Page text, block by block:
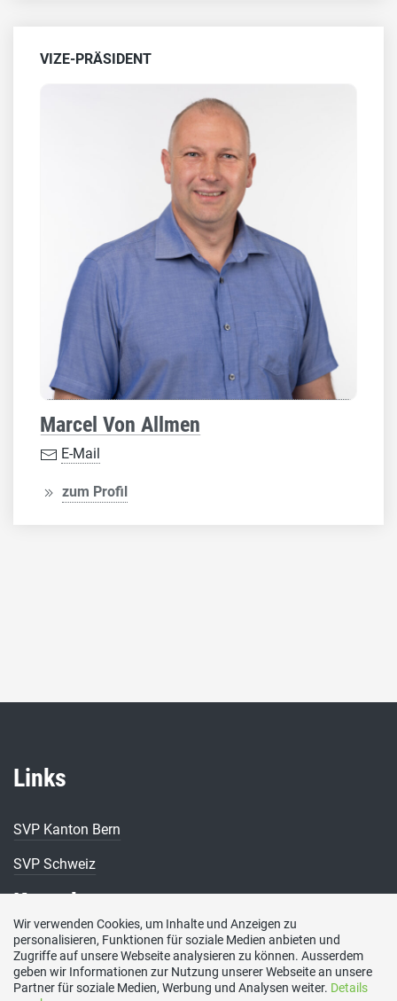
VIZE-PRÄSIDENT
Marcel Von Allmen
E-Mail
zum Profil
Links
SVP Kanton Bern
SVP Schweiz
Kontakt
Ami Bossard Gartenmann
Tel: 079 465 67 33
E-Mail: amibossard@hotmail.com
Wir verwenden Cookies, um Inhalte und Anzeigen zu
personalisieren, Funktionen für soziale Medien anbieten und
Zugriffe auf unsere Webseite analysieren zu können. Ausserdem
geben wir Informationen zur Nutzung unserer Webseite an unsere
Partner für soziale Medien, Werbung und Analysen weiter. Details